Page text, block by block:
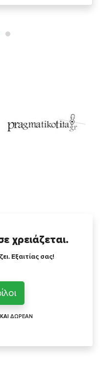
χρειάζεται.
Εξαιτίας σας!
ΔΩΡΕΑΝ